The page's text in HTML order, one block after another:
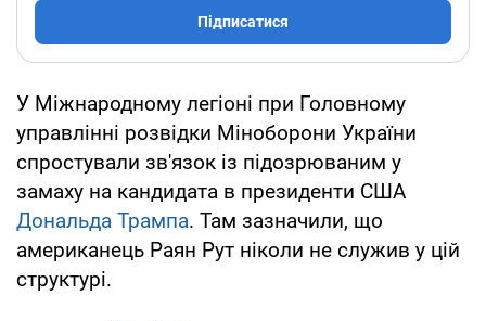
Підписатися
У Міжнародному легіоні при Головному
управлінні розвідки Міноборони України
спростували зв'язок із підозрюваним у
замаху на кандидата в президенти США
Дональда Трампа. Там зазначили, що
американець Раян Рут ніколи не служив у цій
структурі.